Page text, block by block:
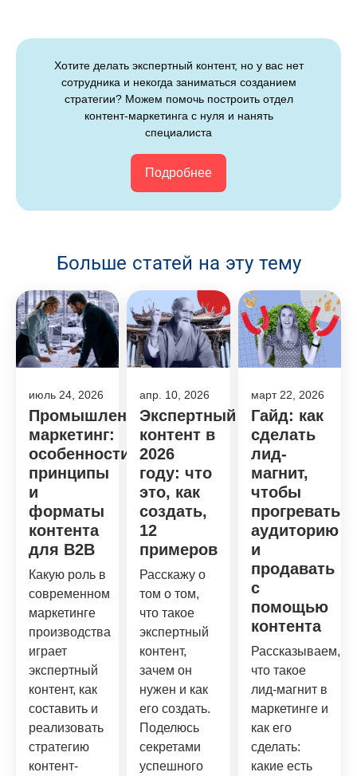
Хотите делать экспертный контент, но у вас нет
сотрудника и некогда заниматься созданием
стратегии? Можем помочь построить отдел
контент-маркетинга с нуля и нанять
специалиста
Подробнее
Больше статей на эту тему
июль 24, 2026
Промышленный
маркетинг:
особенности,
принципы
и
форматы
контента
для B2B
Какую роль в
современном
маркетинге
производства
играет
экспертный
контент, как
составить и
реализовать
стратегию
контент-
апр. 10, 2026
Экспертный
контент в
2026
году: что
это, как
создать,
12
примеров
Расскажу о
том о том,
что такое
экспертный
контент,
зачем он
нужен и как
его создать.
Поделюсь
секретами
успешного
март 22, 2026
Гайд: как
сделать
лид-
магнит,
чтобы
прогревать
аудиторию
и
продавать
с
помощью
контента
Рассказываем,
что такое
лид-магнит в
маркетинге и
как его
сделать:
какие есть